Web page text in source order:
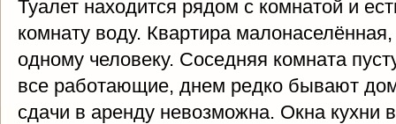
Туалет находится рядом с комнатой и
комнату воду. Квартира
одному человеку. Соседняя комната
все работающие, днем редко бывают
сдачи в аренду невозможна. Окна кухни